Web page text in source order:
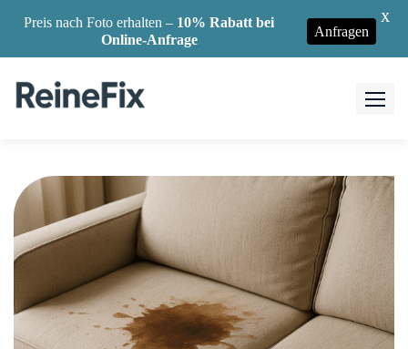
Preis nach Foto erhalten – 10% Rabatt bei
Online-Anfrage
Anfragen
X